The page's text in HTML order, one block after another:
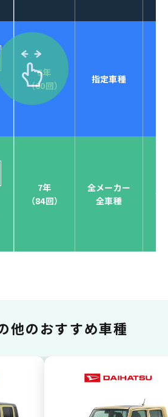
ックスなら
トカード払い可能
は、カーリース決済を国際5大カ
クレジットカード決済、賢くポ
ント還元
5年
（60回）
指定車種
7年
（84回）
全メーカー
全車種
全
他のおすすめ車種